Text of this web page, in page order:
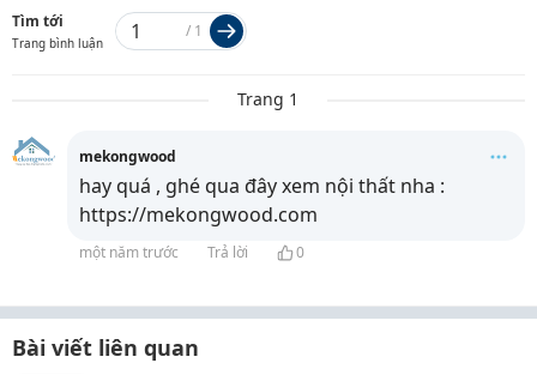
Tìm tới
Trang bình luận
/ 1
Trang 1
mekongwood
hay quá , ghé qua đây xem nội thất nha :
https://mekongwood.com
một năm trước Trả lời 0
Bài viết liên quan